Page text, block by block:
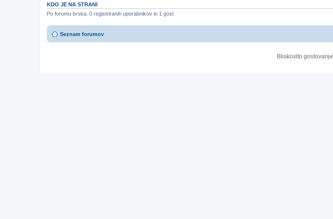
KDO JE NA STRANI
Po forumu brska: 0 registriranih uporabnikov in 1 gost
Seznam forumov
Bliskovito gostovanje